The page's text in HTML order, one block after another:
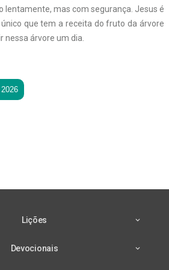
lentamente, mas com segurança. Jesus é
que tem a receita do fruto da árvore
nessa árvore um dia.
Lições
Devocionais